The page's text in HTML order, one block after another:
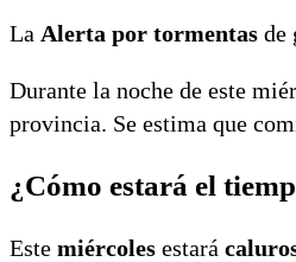
La Alerta por tormentas de
Durante la noche de este
provincia. Se estima que
¿Cómo estará el
Este miércoles estará